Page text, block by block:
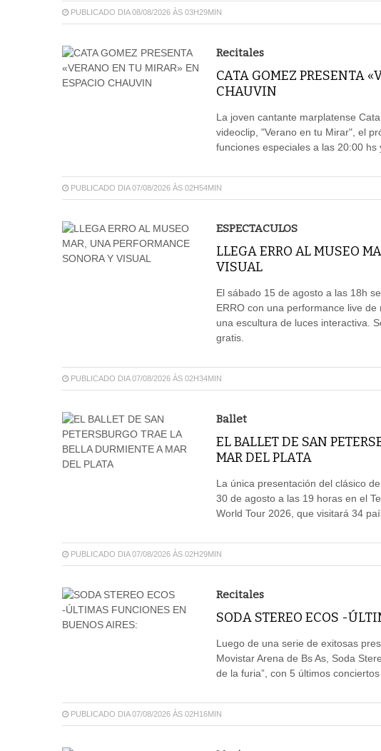
PUBLICADO DIA 08/08/2026 ÀS 03H29MIN
Recitales
CATA GOMEZ PRESENTA
CHAUVIN
La joven cantante marplatense
videoclip, "Verano en tu Mirar", el
funciones especiales a las 20:00 hs
PUBLICADO DIA 07/08/2026 ÀS 02H54MIN
ESPECTACULOS
LLEGA ERRO AL MUSEO
VISUAL
El sábado 15 de agosto a las 18h
ERRO con una performance live
una escultura de luces interactiva.
gratis.
PUBLICADO DIA 07/08/2026 ÀS 02H34MIN
Ballet
EL BALLET DE SAN
MAR DEL PLATA
La única presentación del clásico
30 de agosto a las 19 horas en el
World Tour 2026, que visitará 34
PUBLICADO DIA 07/08/2026 ÀS 02H29MIN
Recitales
SODA STEREO ECOS -
Luego de una serie de exitosas
Movistar Arena de Bs As, Soda
de la furia”, con 5 últimos
PUBLICADO DIA 07/08/2026 ÀS 02H16MIN